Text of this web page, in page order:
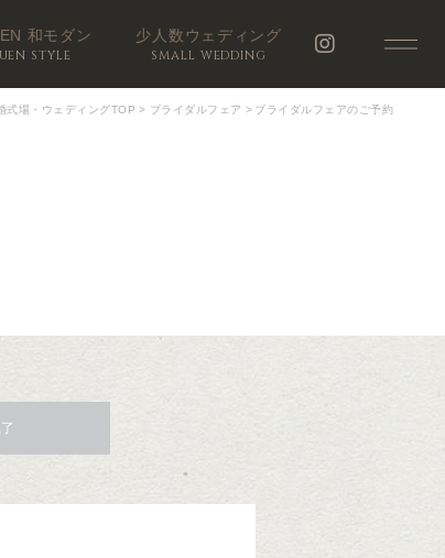
和モダン
STYLE
少人数ウェディング
SMALL WEDDING
式場・ウェディングTOP > ブライダルフェア > ブライダルフェアのご予約